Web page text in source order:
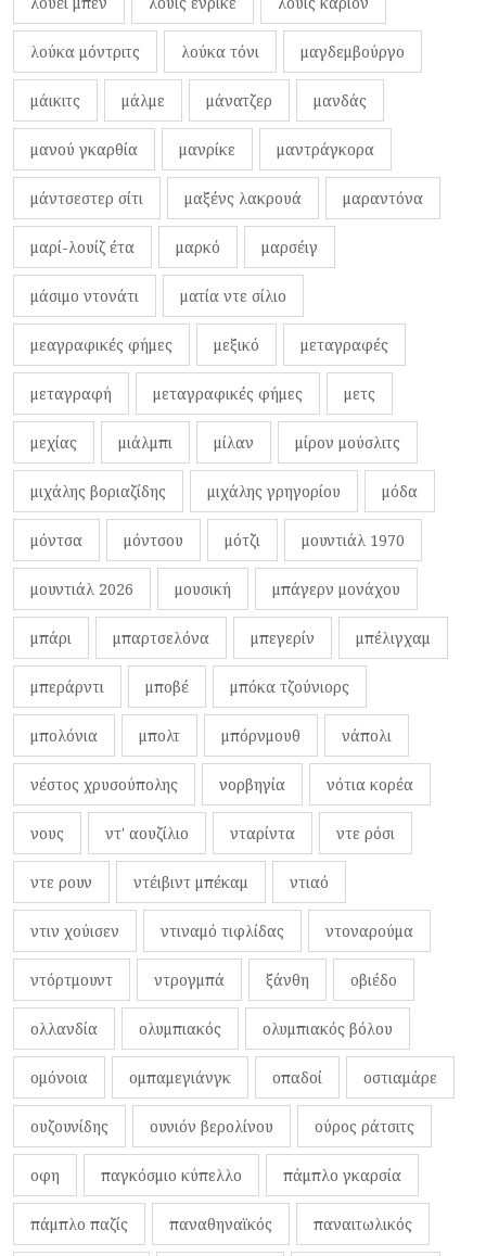
λούκα μόντριτς λούκα τόνι μαγδεμβούργο
μάικιτς μάλμε μάνατζερ μανδάς
μανού γκαρθία μανρίκε μαντράγκορα
μάντσεστερ σίτι μαξένς λακρουά μαραντόνα
μαρί-λουίζ έτα μαρκό μαρσέιγ
μάσιμο ντονάτι ματία ντε σίλιο
μεαγραφικές φήμες μεξικό μεταγραφές
μεταγραφή μεταγραφικές φήμες μετς
μεχίας μιάλμπι μίλαν μίρον μούσλιτς
μιχάλης βοριαζίδης μιχάλης γρηγορίου μόδα
μόντσα μόντσου μότζι μουντιάλ 1970
μουντιάλ 2026 μουσική μπάγερν μονάχου
μπάρι μπαρτσελόνα μπεγερίν μπέλιγχαμ
μπεράρντι μποβέ μπόκα τζούνιορς
μπολόνια μπολτ μπόρνμουθ νάπολι
νέστος χρυσούπολης νορβηγία νότια κορέα
νους ντ' αουζίλιο νταρίντα ντε ρόσι
ντε ρουν ντέιβιντ μπέκαμ ντιαό
ντιν χούισεν ντιναμό τιφλίδας ντοναρούμα
ντόρτμουντ ντρογμπά ξάνθη οβιέδο
ολλανδία ολυμπιακός ολυμπιακός βόλου
ομόνοια ομπαμεγιάνγκ οπαδοί οστιαμάρε
ουζουνίδης ουνιόν βερολίνου ούρος ράτσιτς
οφη παγκόσμιο κύπελλο πάμπλο γκαρσία
πάμπλο παζίς παναθηναϊκός παναιτωλικός